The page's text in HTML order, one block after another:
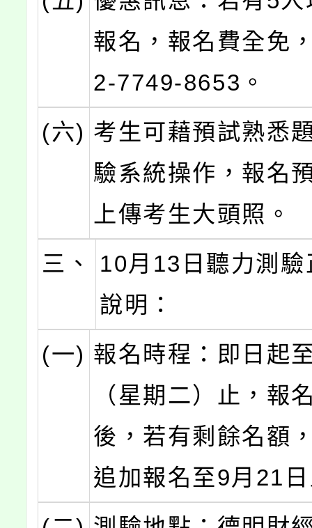
報名，報名費全免
2-7749-8653。
(六) 考生可藉預試熟悉
驗系統操作，報名
上傳考生大頭照。
三、
10月13日聽力測
說明：
(一) 報名時程：即日起
（星期二）止，報
後，若有剩餘名額
追加報名至9月21